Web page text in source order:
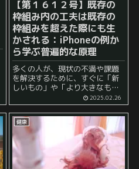
【第１６１２号】既存の
枠組み内の工夫は既存の
枠組みを超えた際にも生
かされる：iPhoneの例か
ら学ぶ普遍的な原理
多くの人が、現状の不満や課題
を解決するために、すぐに「新
しいもの」や「より大きなも
の」を求めがちです。 そして、
それを手に入れるために過度な
コストをかけざるを得なくなっ
てしまうこともあるでしょう。
しかし、既存の枠組み内で徹底...
2025.02.26
健康